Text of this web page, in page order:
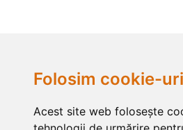
Folosim cookie-uri
Acest site web folosește